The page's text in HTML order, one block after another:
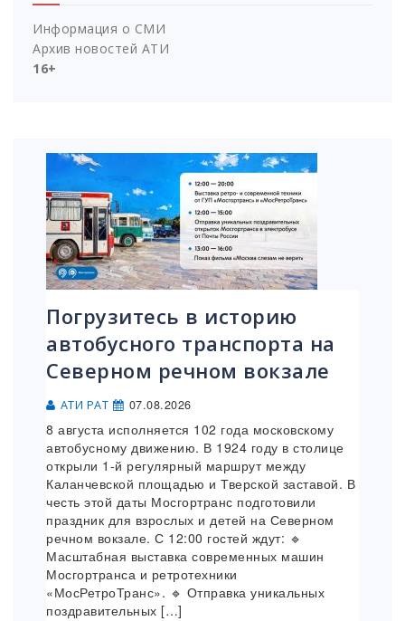
Информация о СМИ
Архив новостей АТИ
16+
Погрузитесь в историю
автобусного транспорта на
Северном речном вокзале
АТИ РАТ 07.08.2026
8 августа исполняется 102 года московскому
автобусному движению. В 1924 году в столице
открыли 1-й регулярный маршрут между
Каланчевской площадью и Тверской заставой. В
честь этой даты Мосгортранс подготовили
праздник для взрослых и детей на Северном
речном вокзале. С 12:00 гостей ждут: 🔹
Масштабная выставка современных машин
Мосгортранса и ретротехники
«МосРетроТранс». 🔹 Отправка уникальных
поздравительных […]